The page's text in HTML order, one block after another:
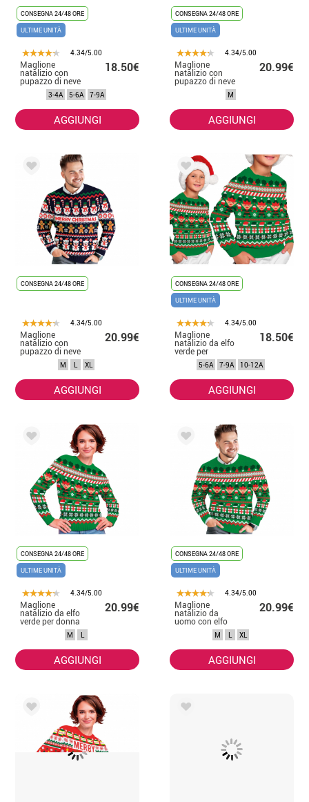
CONSEGNA 24/48 ORE
ULTIME UNITÀ
4.34/5.00
Maglione
natalizio con
pupazzo di neve
per bambini
18.50€
3-4A 5-6A 7-9A
AGGIUNGI
CONSEGNA 24/48 ORE
ULTIME UNITÀ
4.34/5.00
Maglione
natalizio con
pupazzo di neve
da donna
20.99€
M
AGGIUNGI
CONSEGNA 24/48 ORE
4.34/5.00
Maglione
natalizio con
pupazzo di neve
da uomo
20.99€
M L XL
AGGIUNGI
CONSEGNA 24/48 ORE
ULTIME UNITÀ
4.34/5.00
Maglione
natalizio da elfo
verde per
bambini
18.50€
5-6A 7-9A 10-12A
AGGIUNGI
CONSEGNA 24/48 ORE
ULTIME UNITÀ
4.34/5.00
Maglione
natalizio da elfo
verde per donna
20.99€
M L
AGGIUNGI
CONSEGNA 24/48 ORE
ULTIME UNITÀ
4.34/5.00
Maglione
natalizio da
uomo con elfo
20.99€
M L XL
AGGIUNGI